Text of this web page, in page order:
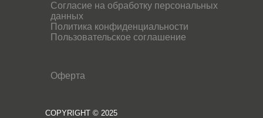
COPYRIGHT © 2025
Согласие на обработку персональных
данных
Политика конфиденциальности
Пользовательское соглашение
Оферта